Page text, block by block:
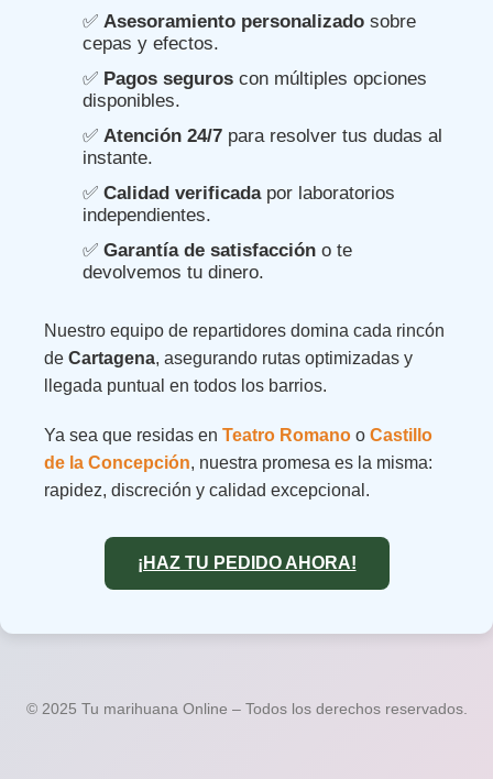
✅ Asesoramiento personalizado sobre
cepas y efectos.
✅ Pagos seguros con múltiples opciones
disponibles.
✅ Atención 24/7 para resolver tus dudas al
instante.
✅ Calidad verificadapor laboratorios
independientes.
✅ Garantía de satisfacción o te
devolvemos tu dinero.
Nuestro equipo de repartidores domina cada rincón
de Cartagena, asegurando rutas optimizadas y
llegada puntual en todos los barrios.
Ya sea que residas en Teatro Romano o Castillo
de la Concepción, nuestra promesa es la misma:
rapidez, discreción y calidad excepcional.
¡HAZ TU PEDIDO AHORA!
© 2025 Tu marihuana Online – Todos los derechos reservados.